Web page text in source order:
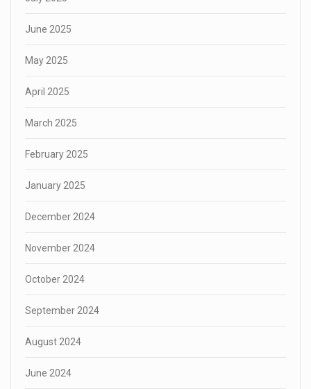
June 2025
May 2025
April 2025
March 2025
February 2025
January 2025
December 2024
November 2024
October 2024
September 2024
August 2024
June 2024